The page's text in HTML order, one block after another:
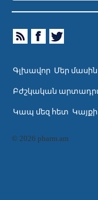
Գլխավոր Մեր մասին
Բժշկական
Կապ մեզ հետ
© 2026 pharm.am